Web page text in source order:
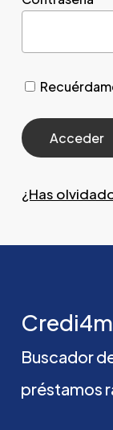
¿Has
Buscador
préstamos